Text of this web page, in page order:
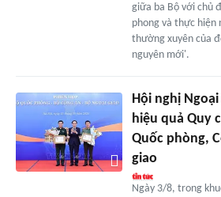
giữa ba Bộ với chủ
phong và thực hiện
thường xuyên của
nguyên mới'.
Hội nghị
hiệu quả Quy
Quốc phòng,
giao
Ngày 3/8, trong